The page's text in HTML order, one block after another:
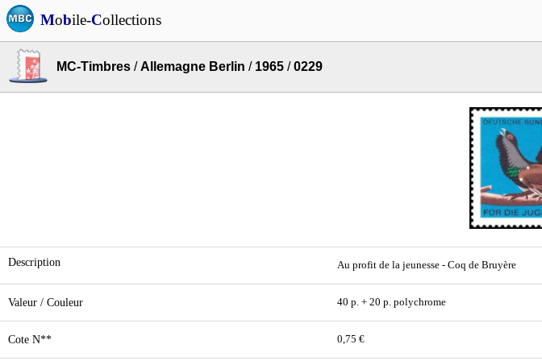
Mobile-Collections
MC-Timbres /Allemagne Berlin / 1965 /0229
Description Au profit de la jeunesse - Coq de Bruyère
Valeur / Couleur 40 p. + 20 p. polychrome
Cote N** 0,75 €